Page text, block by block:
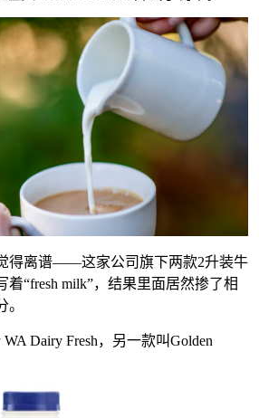
得离谱——这家公司旗下两款2升装牛
“fresh milk”，结果里面居然掺了相
WA Dairy Fresh，另一款叫Golden